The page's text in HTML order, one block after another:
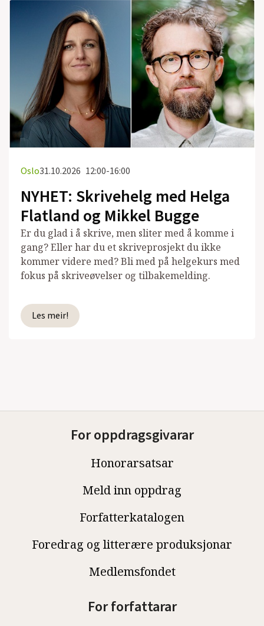
Oslo31.10.2026 12:00-16:00
NYHET: Skrivehelg med Helga
Flatland og Mikkel Bugge
Er du glad i å skrive, men sliter med å komme i
gang? Eller har du et skriveprosjekt du ikke
kommer videre med? Bli med på helgekurs med
fokus på skriveøvelser og tilbakemelding.
Les meir!
For oppdragsgivarar
Honorarsatsar
Meld inn oppdrag
Forfatterkatalogen
Foredrag og litterære produksjonar
Medlemsfondet
For forfattarar